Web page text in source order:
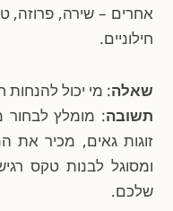
אחרים – שירה, פרוזה,
חילוניים.
שאלה: מי יכול להנחות
תשובה: מומלץ לבחור
זוגות גאים, מכיר את
ומסוגל לבנות טקס
שלכם.